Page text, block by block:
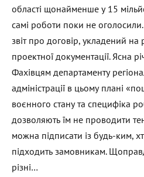
області щонайменше у 15
самі роботи поки не
звіт про договір, укладений
проектної документації. Ясна
Фахівцям департаменту
адміністрації в цьому плані
воєнного стану та специфіка
дозволяють їм не проводити
можна підписати із будь-ким,
підходить замовникам.
різні…